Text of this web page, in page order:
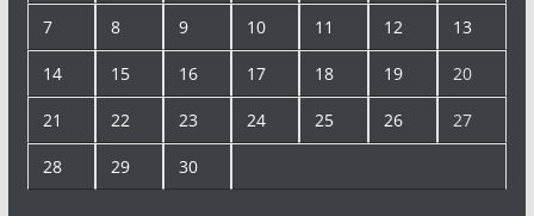
7 8 9 10 11 12 13
14 15 16 17 18 19 20
21 22 23 24 25 26 27
28 29 30